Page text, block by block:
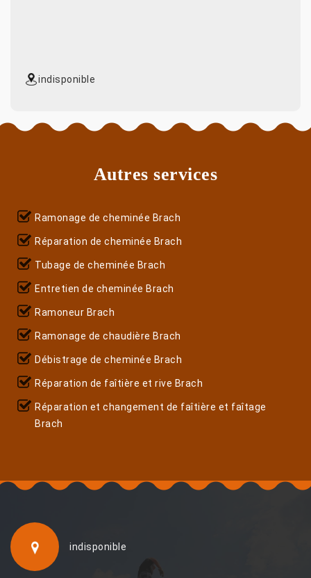
indisponible
Autres services
Ramonage de cheminée Brach
Réparation de cheminée Brach
Tubage de cheminée Brach
Entretien de cheminée Brach
Ramoneur Brach
Ramonage de chaudière Brach
Débistrage de cheminée Brach
Réparation de faîtière et rive Brach
Réparation et changement de faîtière et faîtage
Brach
indisponible